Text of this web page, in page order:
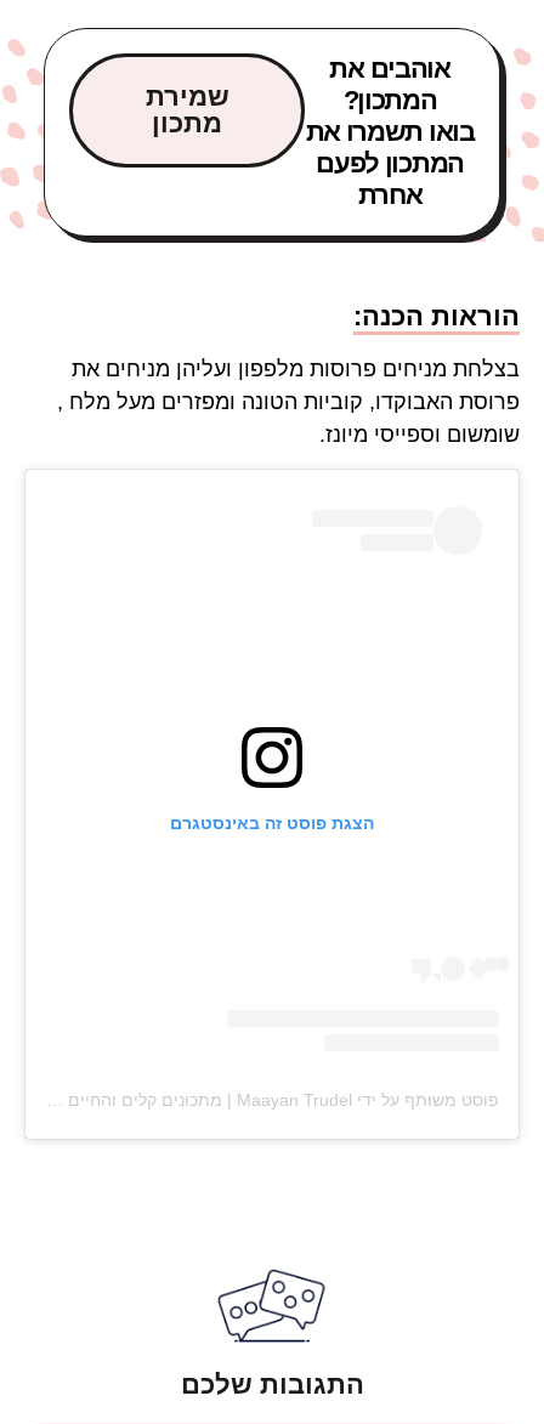
אוהבים את
המתכון?
בואו תשמרו את
המתכון לפעם
אחרת
שמירת
מתכון
הוראות הכנה:
בצלחת מניחים פרוסות מלפפון ועליהן מניחים את
פרוסת האבוקדו, קוביות הטונה ומפזרים מעל מלח ,
שומשום וספייסי מיונז.
הצגת פוסט זה באינסטגרם
פוסט משותף על ידי ‏‎Maayan Trudel | מתכונים קלים והחיים עצמם‎‏ (@‏‎maayan.shtrudel‎‏)
התגובות שלכם